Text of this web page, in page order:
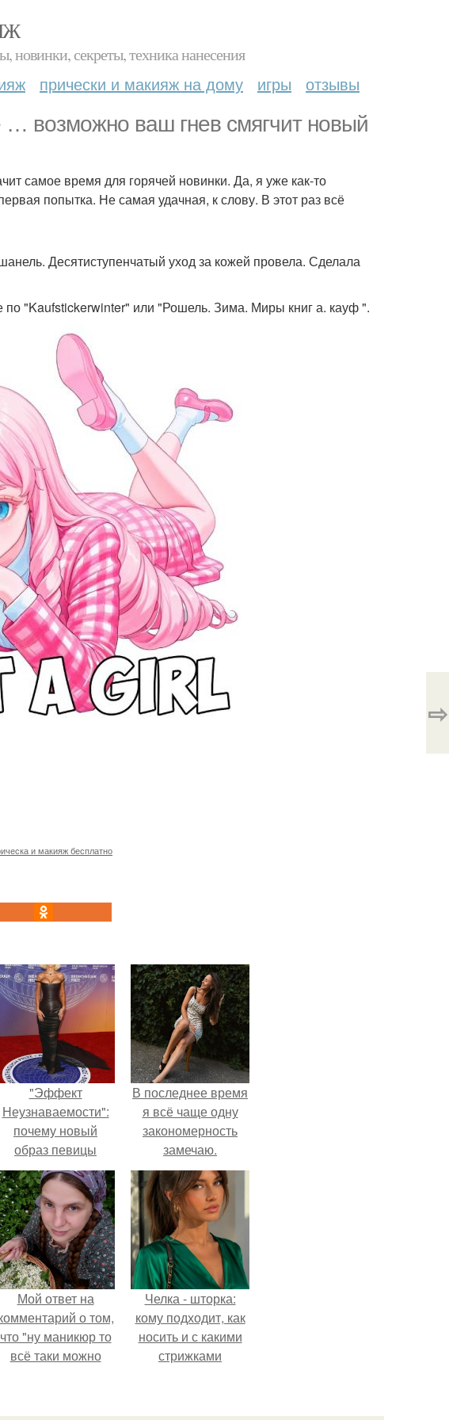
новинки, секреты, техника нанесения
прически и макияж на дому игры отзывы
… возможно ваш гнев смягчит новый
самое время для горячей новинки. Да, я уже как-то
попытка. Не самая удачная, к слову. В этот раз всё
Десятиступенчатый уход за кожей провела. Сделала
по "Kaufstickerwinter" или "Рошель. Зима. Миры книг а. кауф ".
и макияж бесплатно
⇨
"Эффект
Неузнаваемости":
почему новый
образ певицы
вызвал споры о
гранях
возможного?
В последнее время
я всё чаще одну
закономерность
замечаю.
Мой ответ на
о том,
что "ну маникюр то
всё таки можно
Челка - шторка:
кому подходит, как
носить и с какими
стрижками